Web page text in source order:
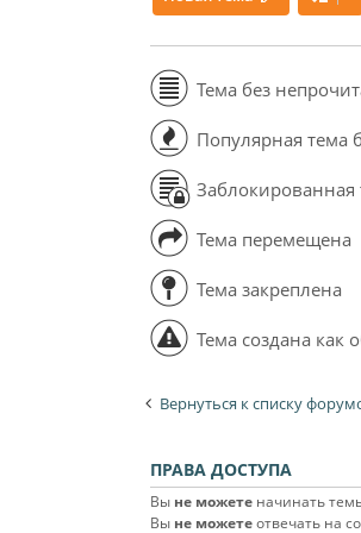
Тема без
Популярная тема
Заблокированная
Тема перемещена
Тема закреплена
Тема создана как
Вернуться к списку
ПРАВА ДОСТУПА
Вы не можете начинать
Вы не можетеотвечать на